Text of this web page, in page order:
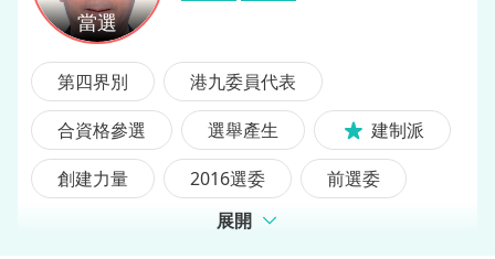
第四界別
港九委員代表
合資格參選
選舉產生
建制派
創建力量
2016選委
前選委
展開